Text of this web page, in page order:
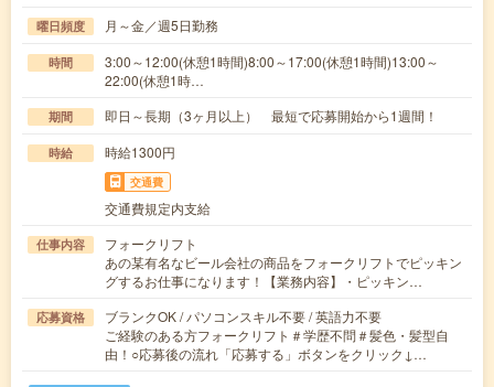
曜日頻度 月～金／週5日勤務
時間
3:00～12:00(休憩1時間)8:00～17:00(休憩1時間)13:00～
22:00(休憩1時…
期間 即日～長期（3ヶ月以上） 最短で応募開始から1週間！
時給 時給1300円
交通費
交通費規定内支給
仕事内容
フォークリフト
あの某有名なビール会社の商品をフォークリフトでピッキン
グするお仕事になります！【業務内容】・ピッキン…
応募資格
ブランクOK / パソコンスキル不要 / 英語力不要
ご経験のある方フォークリフト＃学歴不問＃髪色・髪型自
由！○応募後の流れ「応募する」ボタンをクリック↓…